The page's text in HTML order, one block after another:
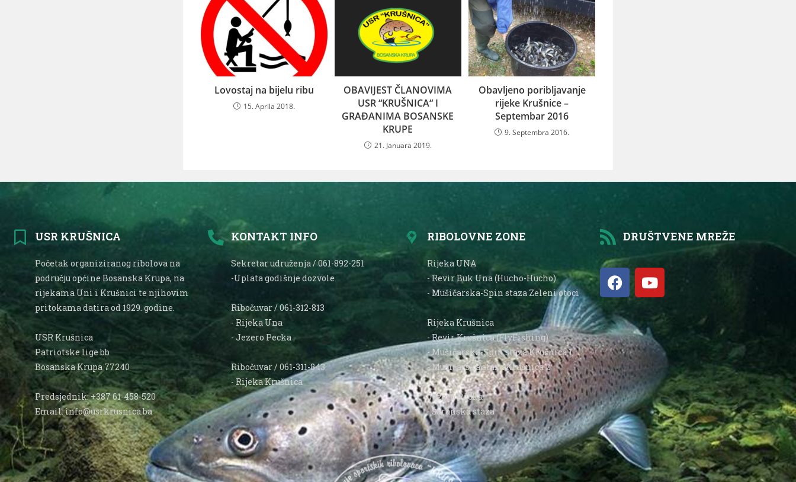
Lovostaj na bijelu ribu
15. Aprila 2018.
OBAVIJEST ČLANOVIMA
USR “KRUŠNICA“ I
GRAĐANIMA BOSANSKE
KRUPE
21. Januara 2019.
Obavljeno poribljavanje
rijeke Krušnice –
Septembar 2016
9. Septembra 2016.
USR KRUŠNICA
Početak organiziranog ribolova na
području općine Bosanska Krupa, na
rijekama Uni i Krušnici te njihovim
pritokama datira od 1929. godine.
USR Krušnica
Patriotske lige bb
Bosanska Krupa 77240
Predsjednik: +387 61-458-520
Email: info@usrkrusnica.ba
KONTAKT INFO
Sekretar udruženja / 061-892-251
-Uplata godišnje dozvole
Ribočuvar / 061-312-813
- Rijeka Una
- Jezero Pecka
Ribočuvar / 061-311-843
- Rijeka Krušnica
RIBOLOVNE ZONE
Rijeka UNA
- Revir Buk Una (Hucho-Hucho)
- Mušičarska-Spin staza Zeleni otoci
Rijeka Krušnica
- Revir Krušnica (FlyFishing)
- Mušičarska-Spin staza Krušnica 1
- Mušičarska staza Krušnica 2
Jezero Pecka
- Šaranska staza
DRUŠTVENE MREŽE